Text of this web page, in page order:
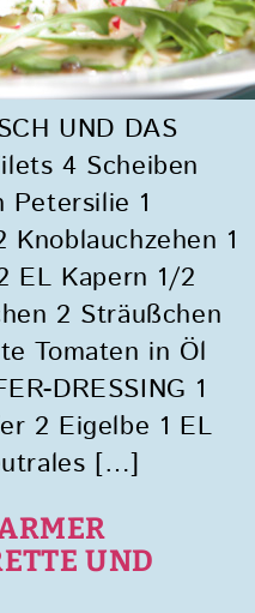
UND DAS
4 Scheiben
Petersilie 1
1
EL Kapern 1/2
2 Sträußchen
Tomaten in Öl
DRESSING 1
2 Eigelbe 1 EL
[…]
UND